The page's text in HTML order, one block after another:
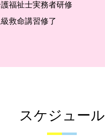
福祉士実務者研修
級救命講習修了
スケジュール